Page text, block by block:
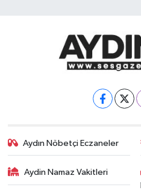
Aydın Nöbetçi Eczaneler
Aydin Namaz Vakitleri